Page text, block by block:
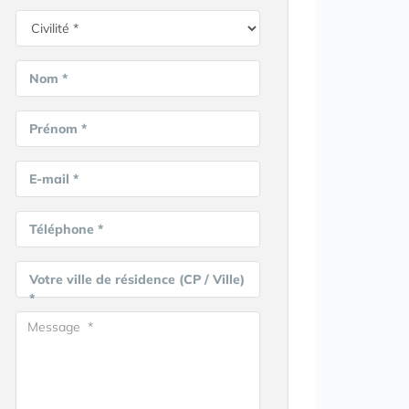
Nom *
Prénom *
E-mail *
Téléphone *
Votre ville de résidence (CP / Ville)
*